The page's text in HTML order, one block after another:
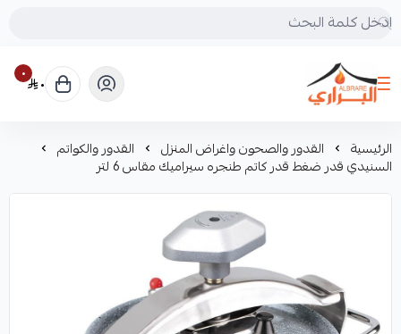
البراري للرحلات
٠ ٠
الرئيسية القدور والصحون واغراض المنزل القدور والكواتم
السنيدي قدر ضغط قدر كاتم طنجره سيراميك مقاس 6 لتر